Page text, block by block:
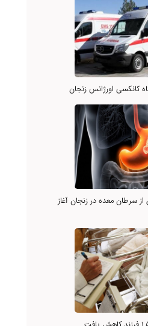
کانکسی اورژانس زنجان
سرطان معده در زنجان آغاز